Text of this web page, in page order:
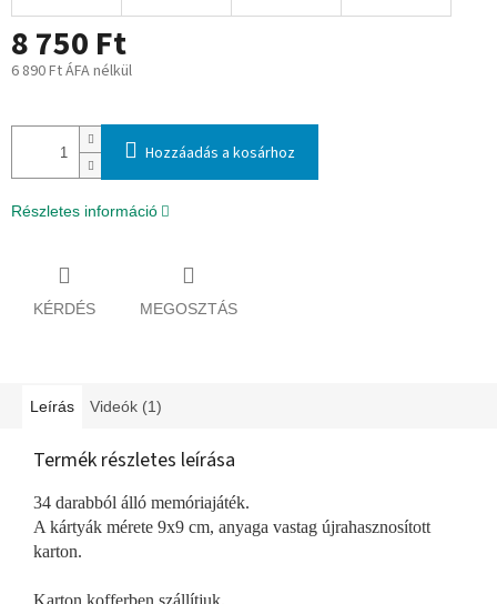
8 750 Ft
6 890 Ft ÁFA nélkül
Hozzáadás a kosárhoz
Részletes információ
KÉRDÉS MEGOSZTÁS
Leírás Videók (1)
Termék részletes leírása
34 darabból álló memóriajáték.
A kártyák mérete 9x9 cm, anyaga vastag újrahasznosított
karton.
Karton kofferben szállítjuk.